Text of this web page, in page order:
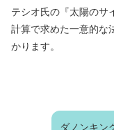
テシオ氏の『太陽のサ
計算で求めた一意的な
かります。
ダノンキン